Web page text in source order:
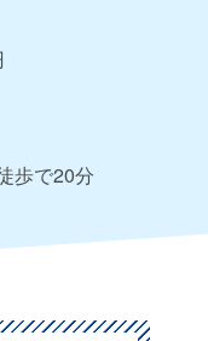
歩で20分